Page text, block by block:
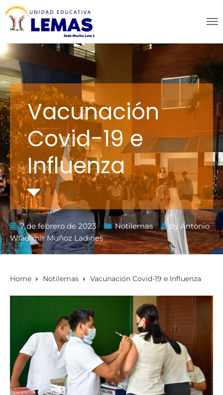
Vacunación
Covid-19 e
Influenza
7 de febrero de 2023 Notilemas byAntonio
Wladimir Muñoz Ladines
Home Notilemas Vacunación Covid-19 e Influenza